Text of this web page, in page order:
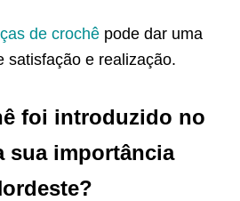
de crochê pode dar uma
satisfação e realização.
foi introduzido no
sua importância